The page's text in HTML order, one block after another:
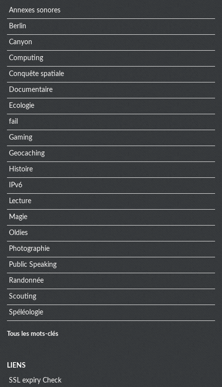
Annexes sonores
Berlin
Canyon
Computing
Conquête spatiale
Documentaire
Ecologie
fail
Gaming
Geocaching
Histoire
IPv6
Lecture
Magie
Oldies
Photographie
Public Speaking
Randonnée
Scouting
Spéléologie
Tous les mots-clés
Menu
LIENS
SSL expiry Check